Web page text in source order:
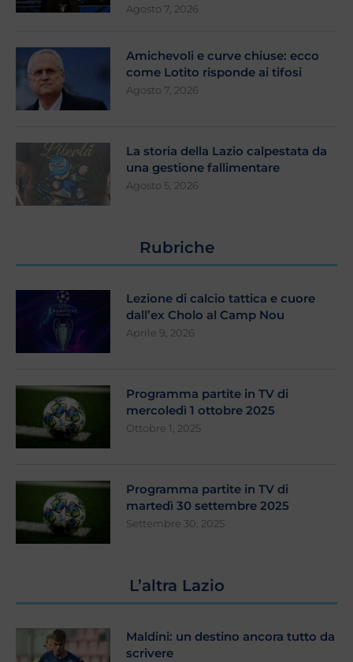
Agosto 7, 2026
Amichevoli e curve chiuse: ecco
come Lotito risponde ai tifosi
Agosto 7, 2026
La storia della Lazio calpestata da
una gestione fallimentare
Agosto 5, 2026
Rubriche
Lezione di calcio tattica e cuore
dall’ex Cholo al Camp Nou
Aprile 9, 2026
Programma partite in TV di
mercoledì 1 ottobre 2025
Ottobre 1, 2025
Programma partite in TV di
martedì 30 settembre 2025
Settembre 30, 2025
L’altra Lazio
Maldini: un destino ancora tutto da
scrivere